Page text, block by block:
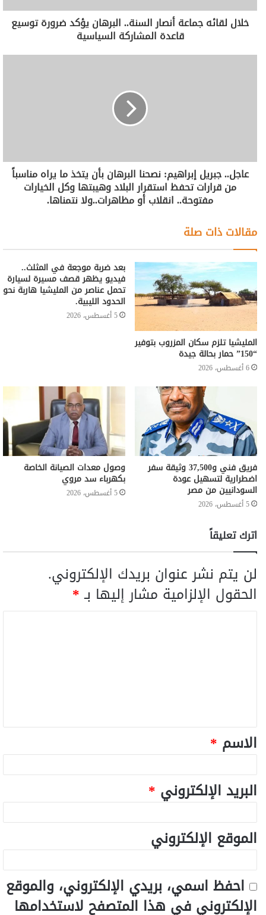
خلال لقائه جماعة أنصار السنة.. البرهان يؤكد ضرورة توسيع
قاعدة المشاركة السياسية
عاجل.. جبريل إبراهيم: نصحنا البرهان بأن يتخذ ما يراه مناسباً
من قرارات تحفظ استقرار البلاد وهيبتها وكل الخيارات
مفتوحة.. انقلاب أو مظاهرات..ولا نتمناها.
مقالات ذات صلة
المليشيا تلزم سكان المزروب بتوفير
“150” حمار بحالة جيدة
6 أغسطس، 2026
بعد ضربة موجعة في المثلث..
فيديو يظهر قصف مسيرة لسيارة
تحمل عناصر من المليشيا هاربة نحو
الحدود الليبية.
5 أغسطس، 2026
فريق فني و37,500 وثيقة سفر
اضطرارية لتسهيل عودة
السودانيين من مصر
5 أغسطس، 2026
وصول معدات الصيانة الخاصة
بكهرباء سد مروي
5 أغسطس، 2026
اترك تعليقاً
لن يتم نشر عنوان بريدك الإلكتروني.
الحقول الإلزامية مشار إليها بـ*
الاسم *
البريد الإلكتروني *
الموقع الإلكتروني
احفظ اسمي، بريدي الإلكتروني، والموقع
الإلكتروني في هذا المتصفح لاستخدامها